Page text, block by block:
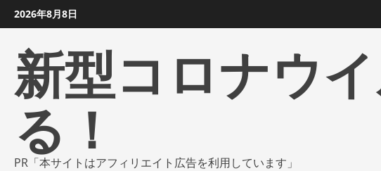
ン
2026年8月8日
新型コロナウ
る！
PR「本サイトはアフィリエイト広告を利用しています」